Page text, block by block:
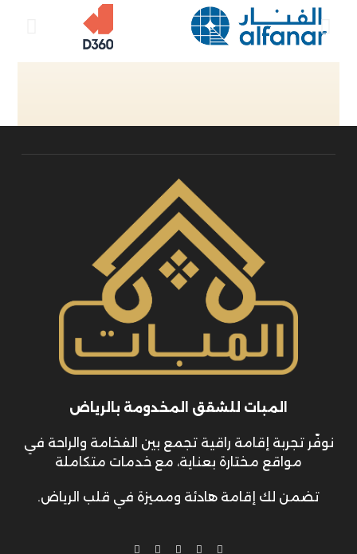
المبات للشقق المخدومة بالرياض
نوفّر تجربة إقامة راقية تجمع بين الفخامة والراحة في
مواقع مختارة بعناية، مع خدمات متكاملة
تضمن لك إقامة هادئة ومميزة في قلب الرياض.